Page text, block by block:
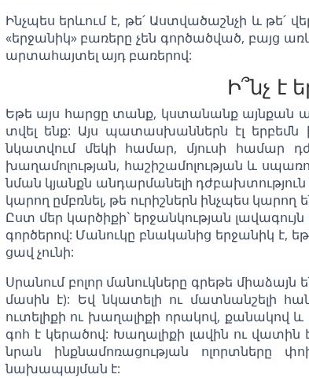
Ինչպես երևում է, թե՛ Աստվածաշնչի և թե՛
«երջանիկ» բառերը չեն գործածված, բայց
արտահայտել այդ բառերով:
Ի՞նչ է
Եթե այս հարցը տանք, կստանանք այնքան
տվել ենք: Այս պատասխաններն էլ երբեմն
նկատվում մեկի համար, մյուսի համար
խաղամոլության, հաշիշամոլության և
նման կյանքն անդարմանելի
կարող ըմբռնել, թե ուրիշներն ինչպես կարող
Ըստ մեր կարծիքի` երջանկության
գործերով: Մանուկը բնականից երջանիկ է,
ցավ չունի:
Սրանում բոլոր մանուկները գրեթե
մասին է): Եվ նկատելի ու մատնանշելի
ուտելիքի ու խաղալիքի որակով, քանակով
գոհ է կերածով: Խաղալիքի լավին ու վատին
նրան ինքնամոռացության ոլորտները
նախապայման է: